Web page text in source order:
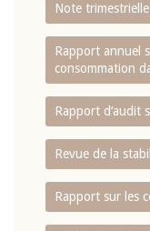
Note
Rapport annuel
consommation
Rapport d‘audit
Revue de la
Rapport sur les